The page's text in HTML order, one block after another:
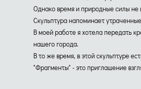
Однако время и природные силы не
Скульптура напоминает
В моей работе я хотела передать
нашего города.
В то же время, в этой скульптуре
"Фрагменты" - это приглашение